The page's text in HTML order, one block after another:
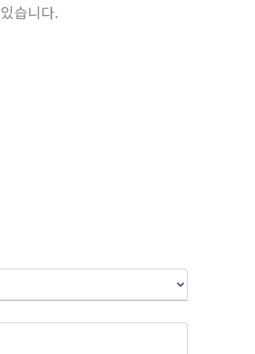
습니다.